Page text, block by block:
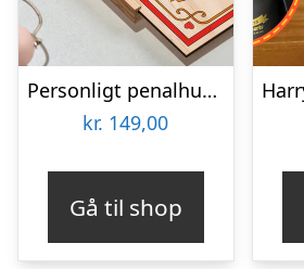
Personligt penalhus med Retrodesign
kr. 149,00
Gå til shop